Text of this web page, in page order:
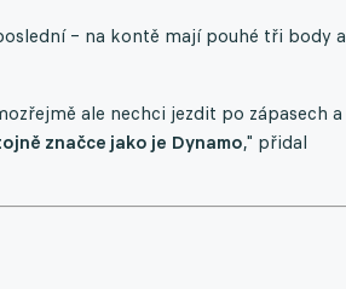
– na kontě mají pouhé tři body a
ale nechci jezdit po zápasech a
značce jako je Dynamo," přidal